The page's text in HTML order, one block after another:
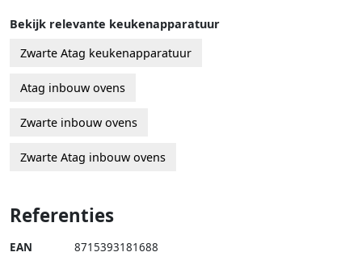
Bekijk relevante keukenapparatuur
Zwarte Atag keukenapparatuur
Atag inbouw ovens
Zwarte inbouw ovens
Zwarte Atag inbouw ovens
Referenties
EAN 8715393181688